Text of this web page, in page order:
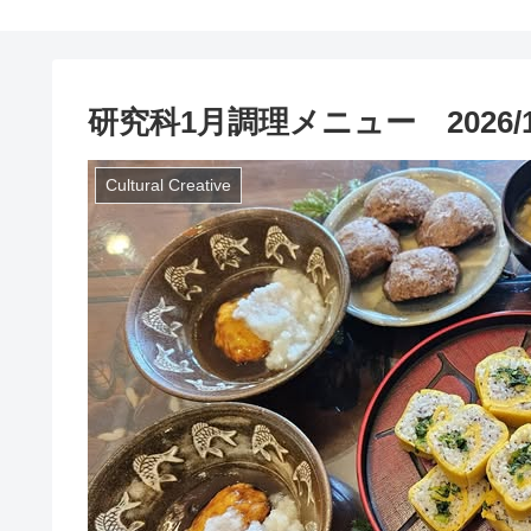
研究科1月調理メニュー 2026/
Cultural Creative